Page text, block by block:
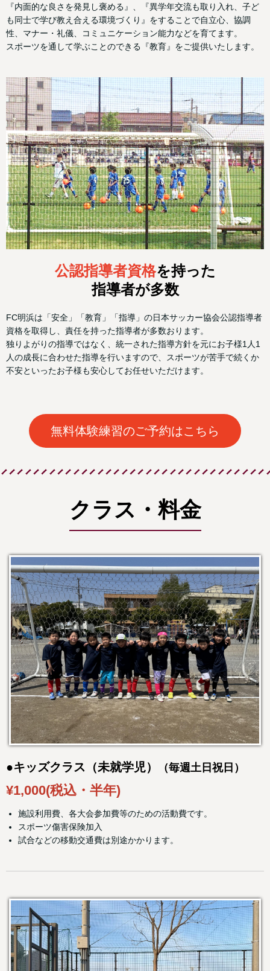
『内面的な良さを発見し褒める』、『異学年交流も取り入れ、子ど
も同士で学び教え合える環境づくり』をすることで自立心、協調
性、マナー・礼儀、コミュニケーション能力などを育てます。
スポーツを通して学ぶことのできる『教育』をご提供いたします。
公認指導者資格を持った
指導者が多数
FC明浜は「安全」「教育」「指導」の日本サッカー協会公認指導者
資格を取得し、責任を持った指導者が多数おります。
独りよがりの指導ではなく、統一された指導方針を元にお子様1人1
人の成長に合わせた指導を行いますので、スポーツが苦手で続くか
不安といったお子様も安心してお任せいただけます。
無料体験練習のご予約はこちら
クラス・料金
●キッズクラス（未就学児） （毎週土日祝日）
¥1,000(税込・半年)
施設利用費、各大会参加費等のための活動費です。
スポーツ傷害保険加入
試合などの移動交通費は別途かかります。